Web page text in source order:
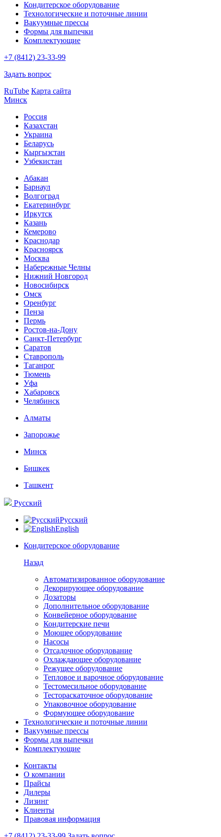
Кондитерское оборудование
Технологические и поточные линии
Вакуумные прессы
Формы для выпечки
Комплектующие
+7 (8412) 23-33-99
Задать вопрос
RuTube Карта сайта
Минск
Россия
Казахстан
Украина
Беларусь
Кыргызстан
Узбекистан
Абакан
Барнаул
Волгоград
Екатеринбург
Иркутск
Казань
Кемерово
Краснодар
Красноярск
Москва
Набережные Челны
Нижний Новгород
Новосибирск
Омск
Оренбург
Пенза
Пермь
Ростов-на-Дону
Санкт-Петербург
Саратов
Ставрополь
Таганрог
Тюмень
Уфа
Хабаровск
Челябинск
Алматы
Запорожье
Минск
Бишкек
Ташкент
Русский
Русский
English
Кондитерское оборудование
Назад
Автоматизированное оборудование
Декорирующее оборудование
Дозаторы
Дополнительное оборудование
Конвейерное оборудование
Кондитерские печи
Моющее оборудование
Насосы
Отсадочное оборудование
Охлаждающее оборудование
Режущее оборудование
Тепловое и варочное оборудование
Тестомесильное оборудование
Тестораскаточное оборудование
Упаковочное оборудование
Формующее оборудование
Технологические и поточные линии
Вакуумные прессы
Формы для выпечки
Комплектующие
Контакты
О компании
Прайсы
Дилеры
Лизинг
Клиенты
Правовая информация